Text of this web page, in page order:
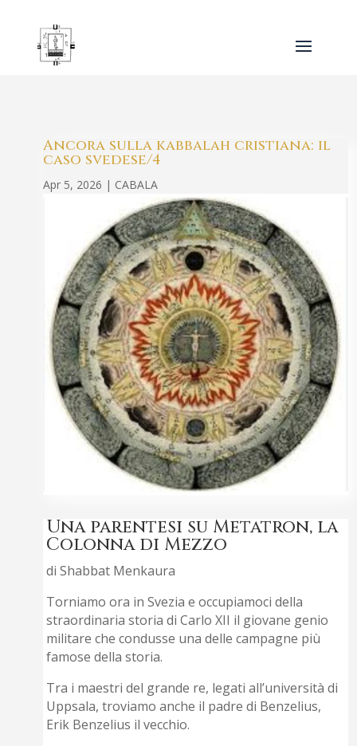
Ancora sulla kabbalah cristiana: il
caso svedese/4
Apr 5, 2026 | CABALA
Una parentesi su Metatron, la
Colonna di Mezzo
di Shabbat Menkaura
Torniamo ora in Svezia e occupiamoci della
straordinaria storia di Carlo XII il giovane genio
militare che condusse una delle campagne più
famose della storia.
Tra i maestri del grande re, legati all’università di
Uppsala, troviamo anche il padre di Benzelius,
Erik Benzelius il vecchio.